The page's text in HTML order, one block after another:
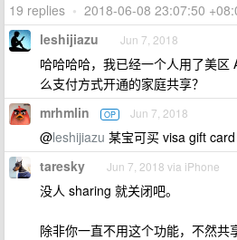
19 replies • 2018-06-08 23:07:50
leshijiazu Jun 7, 2018
哈哈哈哈，我已经一个人用了美
么支付方式开通的家庭共享？
mrhmlin OP Jun 7, 2018
@leshijiazu 某宝可买 visa gift card
taresky Jun 7, 2018 via iPhone
没人 sharing 就关闭吧。
除非你一直不用这个功能，不然共